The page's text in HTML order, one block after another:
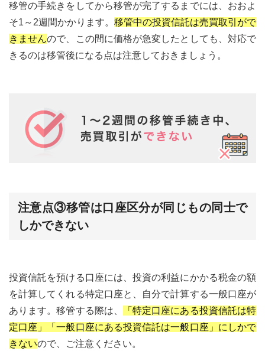
移管の手続きをしてから移管が完了するまでには、おおよ
そ1～2週間かかります。 移管中の投資信託は売買取引がで
きませんので、この間に価格が急変したとしても、対応で
きるのは移管後になる点は注意しておきましょう。
注意点③移管は口座区分が同じもの同士で
しかできない
投資信託を預ける口座には、投資の利益にかかる税金の額
を計算してくれる特定口座と、自分で計算する一般口座が
あります。移管する際は、
「特定口座にある投資信託は特
定口座」「一般口座にある投資信託は一般口座」にしかで
きないので、ご注意ください。